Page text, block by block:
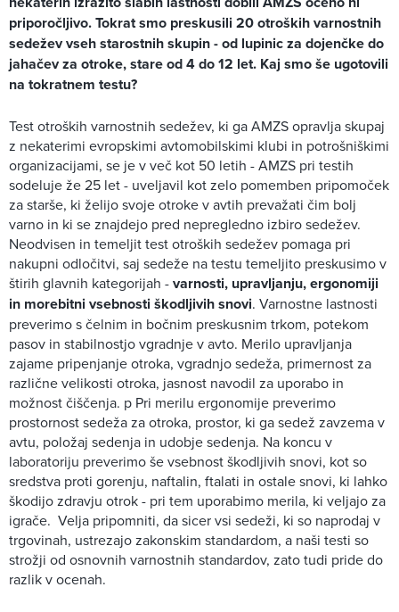
priporočljivo. Tokrat smo preskusili 20 otroških varnostnih
sedežev vseh starostnih skupin - od lupinic za dojenčke do
jahačev za otroke, stare od 4 do 12 let. Kaj smo še ugotovili
na tokratnem testu?
Test otroških varnostnih sedežev, ki ga AMZS opravlja skupaj
z nekaterimi evropskimi avtomobilskimi klubi in potrošniškimi
organizacijami, se je v več kot 50 letih - AMZS pri testih
sodeluje že 25 let - uveljavil kot zelo pomemben pripomoček
za starše, ki želijo svoje otroke v avtih prevažati čim bolj
varno in ki se znajdejo pred nepregledno izbiro sedežev.
Neodvisen in temeljit test otroških sedežev pomaga pri
nakupni odločitvi, saj sedeže na testu temeljito preskusimo v
štirih glavnih kategorijah -varnosti, upravljanju, ergonomiji
in morebitni vsebnosti škodljivih snovi. Varnostne lastnosti
preverimo s čelnim in bočnim preskusnim trkom, potekom
pasov in stabilnostjo vgradnje v avto. Merilo upravljanja
zajame pripenjanje otroka, vgradnjo sedeža, primernost za
različne velikosti otroka, jasnost navodil za uporabo in
možnost čiščenja. p Pri merilu ergonomije preverimo
prostornost sedeža za otroka, prostor, ki ga sedež zavzema v
avtu, položaj sedenja in udobje sedenja. Na koncu v
laboratoriju preverimo še vsebnost škodljivih snovi, kot so
sredstva proti gorenju, naftalin, ftalati in ostale snovi, ki lahko
škodijo zdravju otrok - pri tem uporabimo merila, ki veljajo za
igrače. Velja pripomniti, da sicer vsi sedeži, ki so naprodaj v
trgovinah, ustrezajo zakonskim standardom, a naši testi so
strožji od osnovnih varnostnih standardov, zato tudi pride do
razlik v ocenah.